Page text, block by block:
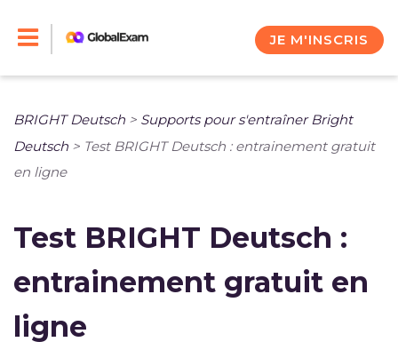
JE M'INSCRIS
BRIGHT Deutsch > Supports pour s'entraîner Bright
Deutsch > Test BRIGHT Deutsch : entrainement gratuit
en ligne
Test BRIGHT Deutsch :
entrainement gratuit en
ligne